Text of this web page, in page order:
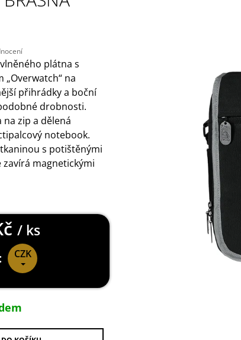
plátna s
„Overwatch“ na
přihrádky a boční
drobnosti.
zip a dělená
notebook.
s potištěnými
zavírá magnetickými
/ ks
CZK